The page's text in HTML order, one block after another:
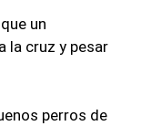
un
la cruz y pesar
perros de